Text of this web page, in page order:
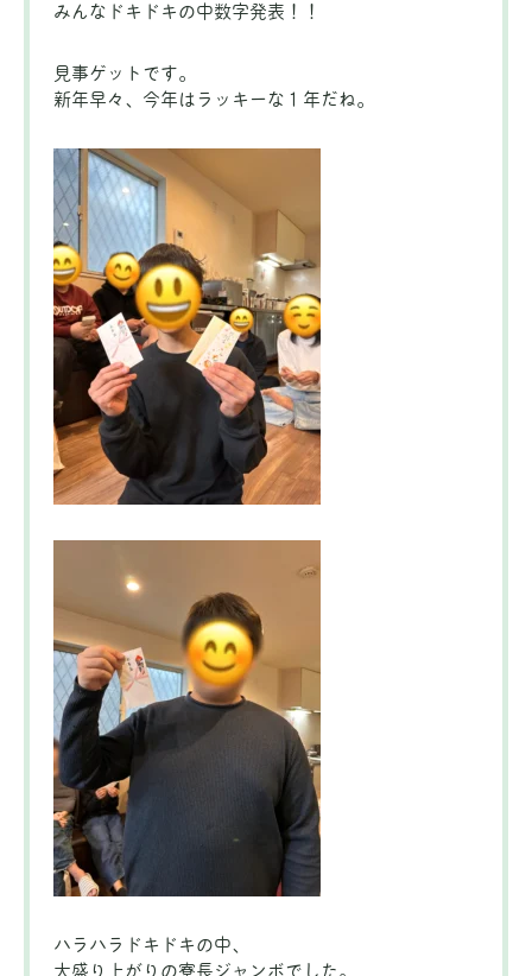
みんなドキドキの中数字発表！！
見事ゲットです。
新年早々、今年はラッキーな１年だね。
ハラハラドキドキの中、
大盛り上がりの寮長ジャンボでした。